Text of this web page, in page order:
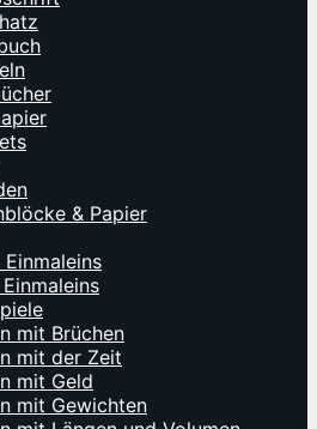
& Papier
Einmaleins
mit Brüchen
mit der Zeit
mit Geld
mit Gewichten